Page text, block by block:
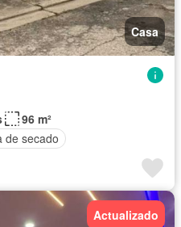
Casa
96 m²
de secado
Actualizado